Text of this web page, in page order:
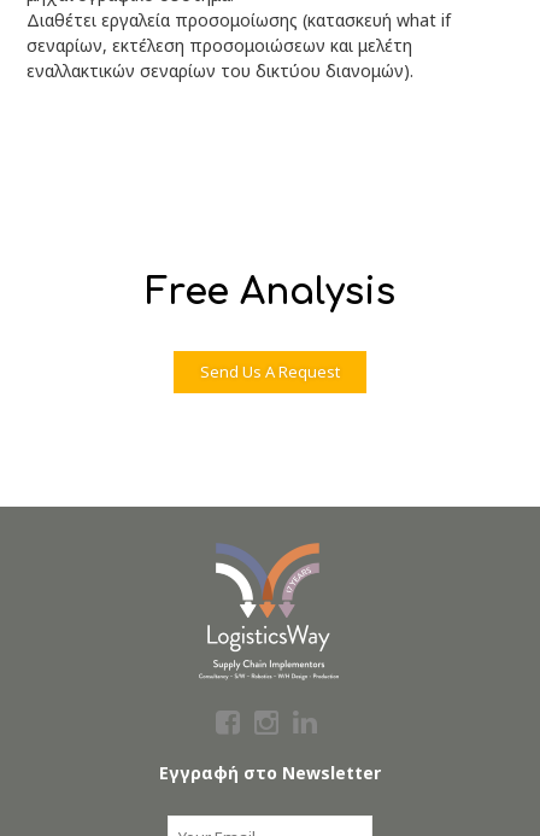
Διαθέτει εργαλεία προσομοίωσης (κατασκευή what if
σεναρίων, εκτέλεση προσομοιώσεων και μελέτη
εναλλακτικών σεναρίων του δικτύου διανομών).
Free Analysis
Send Us A Request
Εγγραφή στο Newsletter